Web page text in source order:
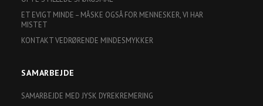
ET EVIGT MINDE – MÅSKE OGSÅ FOR MENNESKER, VI HAR
MISTET
KONTAKT VEDRØRENDE MINDESMYKKER
SAMARBEJDE
SAMARBEJDE MED JYSK DYREKREMERING